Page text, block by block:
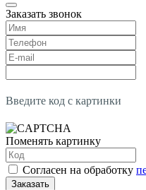
Заказать звонок
Введите код с картинки
Поменять картинку
Согласен на обработку
Заказать